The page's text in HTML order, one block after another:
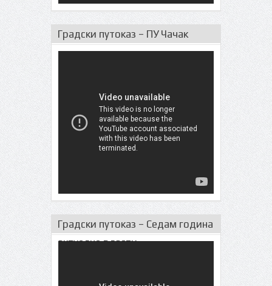
Градски путоказ – ПУ Чачак
Градски путоказ – Седам година
актуeлне власти